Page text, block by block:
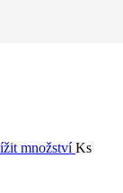
množstvíKs